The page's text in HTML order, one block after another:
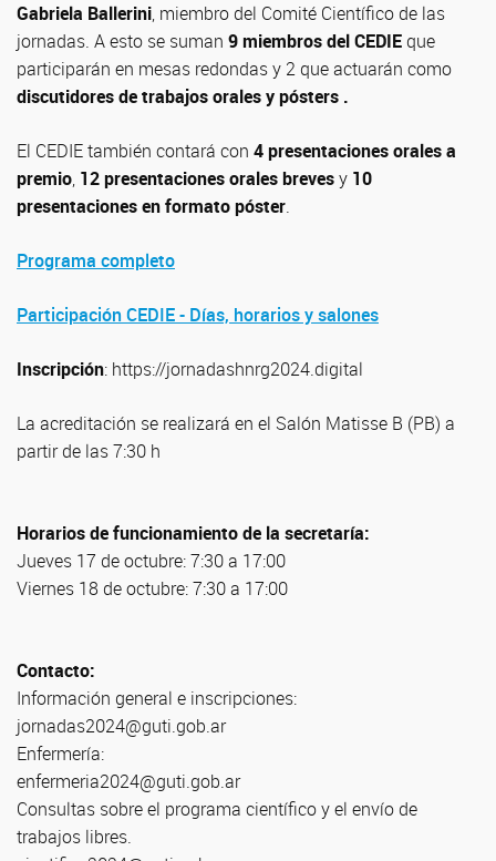
Gabriela Ballerini, miembro del Comité Científico de las
jornadas. A esto se suman 9 miembros del CEDIEque
participarán en mesas redondas y 2 que actuarán como
discutidores de trabajos orales y pósters .
El CEDIE también contará con 4 presentaciones orales a
premio, 12 presentaciones orales brevesy 10
presentaciones en formato póster.
Programa completo
Participación CEDIE - Días, horarios y salones
Inscripción: https://jornadashnrg2024.digital
La acreditación se realizará en el Salón Matisse B (PB) a
partir de las 7:30 h
Horarios de funcionamiento de la secretaría:
Jueves 17 de octubre: 7:30 a 17:00
Viernes 18 de octubre: 7:30 a 17:00
Contacto:
Información general e inscripciones:
jornadas2024@guti.gob.ar
Enfermería:
enfermeria2024@guti.gob.ar
Consultas sobre el programa científico y el envío de
trabajos libres.